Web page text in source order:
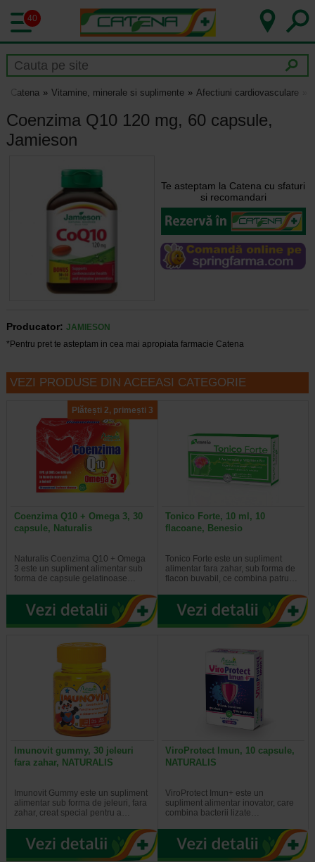
40
Catena Vitamine, minerale si suplimente Afectiuni cardiovasculare
Coenzima Q10 120 mg, 60 capsule,
Jamieson
Te asteptam la Catena cu sfaturi
si recomandari
Producator: JAMIESON
*Pentru pret te asteptam in cea mai apropiata farmacie Catena
VEZI PRODUSE DIN ACEEASI CATEGORIE
Plătești 2, primești 3
Coenzima Q10 + Omega 3, 30
capsule, Naturalis
Naturalis Coenzima Q10 + Omega
3 este un supliment alimentar sub
forma de capsule gelatinoase…
Tonico Forte, 10 ml, 10
flacoane, Benesio
Tonico Forte este un supliment
alimentar fara zahar, sub forma de
flacon buvabil, ce combina patru…
Imunovit gummy, 30 jeleuri
fara zahar, NATURALIS
Imunovit Gummy este un supliment
alimentar sub forma de jeleuri, fara
zahar, creat special pentru a…
ViroProtect Imun, 10 capsule,
NATURALIS
ViroProtect Imun+ este un
supliment alimentar inovator, care
combina bacterii lizate…